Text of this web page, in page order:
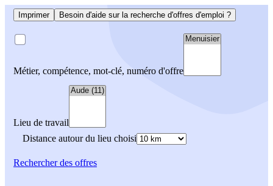
Imprimer Besoin d'aide sur la recherche d'offres d'emploi ?
Métier, compétence, mot-clé, numéro d'offre
Lieu de travail
Distance autour du lieu choisi
Rechercherdes offres